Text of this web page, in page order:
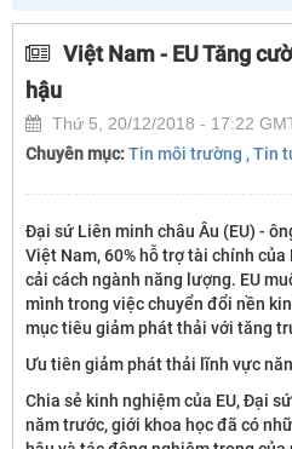
Việt Nam - EU Tăng
hậu
Thứ 5, 20/12/2018 - 17:22
Chuyên mục:Tin môi trường , Tin
​Đại sứ Liên minh châu Âu (EU) -
Việt Nam, 60% hỗ trợ tài chính
cải cách ngành năng lượng. EU
mình trong việc chuyển đổi nền
mục tiêu giảm phát thải với tăng
​Ưu tiên giảm phát thải lĩnh vực
Chia sẻ kinh nghiệm của EU, Đại
năm trước, giới khoa học đã có